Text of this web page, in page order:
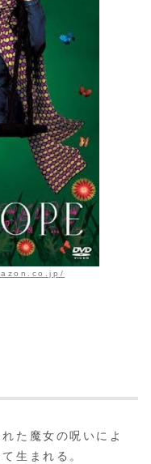
た魔女の呪いによ
生まれる。